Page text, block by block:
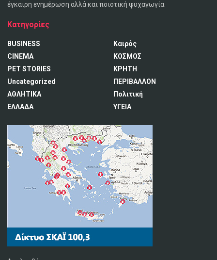
έγκαιρη ενημέρωση αλλά και ποιοτική ψυχαγωγία.
Κατηγορίες
BUSINESS
CINEMA
PET STORIES
Uncategorized
ΑΘΛΗΤΙΚΑ
ΕΛΛΑΔΑ
Καιρός
ΚΟΣΜΟΣ
ΚΡΗΤΗ
ΠΕΡΙΒΑΛΛΟΝ
Πολιτική
ΥΓΕΙΑ